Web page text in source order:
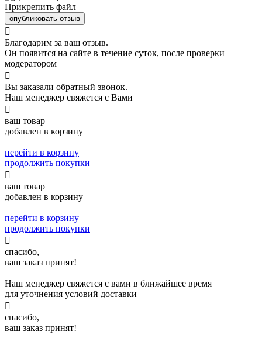
Прикрепить файл
опубликовать отзыв

Благодарим за ваш отзыв.
Он появится на сайте в течение суток, после проверки
модератором

Вы заказали обратный звонок.
Наш менеджер свяжется с Вами

ваш товар
добавлен в корзину
перейти в корзину
продолжить покупки

ваш товар
добавлен в корзину
перейти в корзину
продолжить покупки

спасибо,
ваш заказ принят!
Наш менеджер свяжется с вами в ближайшее время
для уточнения условий доставки

спасибо,
ваш заказ принят!